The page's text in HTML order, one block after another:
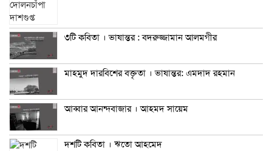
৩টি কবিতা । ভাষান্তর : বদরুজ্জামান আলমগীর
মাহমুদ দারবিশের বক্তৃতা । ভাষান্তর: এমদাদ রহমান
আব্বার আনন্দবাজার । আহমদ সায়েম
দশটি কবিতা । ঋতো আহমেদ